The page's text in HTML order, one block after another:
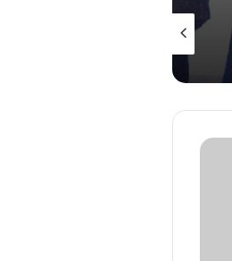
9 می 2024